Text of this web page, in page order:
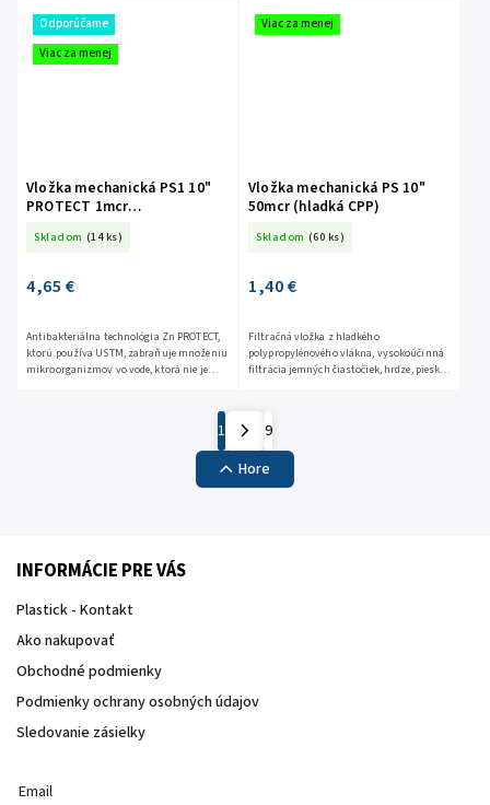
Odporúčame
Viac za menej
Vložka mechanická PS1 10"
PROTECT 1mcr
Skladom (14 ks)
4,65 €
Antibakteriálna technológia Zn PROTECT,
ktorú používa USTM, zabraňuje množeniu
mikroorganizmov vo vode, ktorá nie je
Viac za menej
Vložka mechanická PS 10"
50mcr (hladká CPP)
Skladom (60 ks)
1,40 €
Filtračná vložka z hladkého
polypropylénového vlákna, vysokoúčinná
filtrácia jemných čiastočiek, hrdze, piesku,
1
9
Hore
INFORMÁCIE PRE VÁS
Plastick - Kontakt
Ako nakupovať
Obchodné podmienky
Podmienky ochrany osobných údajov
Sledovanie zásielky
Email